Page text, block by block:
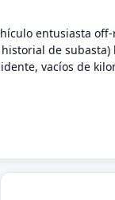
entusiasta
de
vacíos de